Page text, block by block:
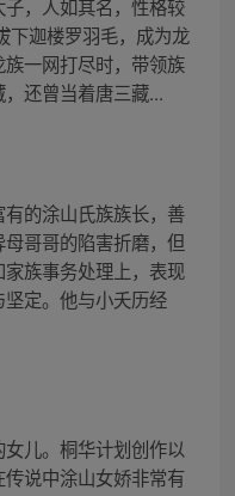
，人如其名，性格较
下迦楼罗羽毛，成为龙
一网打尽时，带领族
还曾当着唐三藏...
的涂山氏族族长，善
哥哥的陷害折磨，但
族事务处理上，表现
定。他与小夭历经
儿。桐华计划创作以
说中涂山女娇非常有